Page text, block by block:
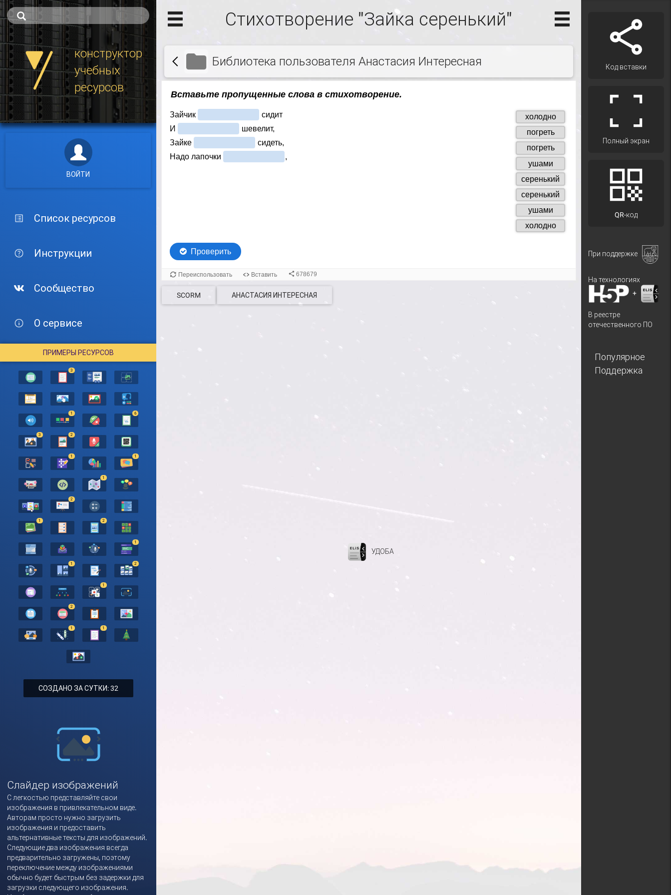
конструктор
учебных
ресурсов
ВОЙТИ
Список ресурсов
Инструкции
Сообщество
О сервисе
ПРИМЕРЫ РЕСУРСОВ
3
1 6
3 2
1 1
1
2
1 2
1
1 2
1
2
1 1
СОЗДАНО ЗА СУТКИ: 32
Слайдер изображений
С легкостью представляйте свои
изображения в привлекательном виде.
Авторам просто нужно загрузить
изображения и предоставить
альтернативные тексты для изображений.
Следующие два изображения всегда
предварительно загружены, поэтому
переключение между изображениями
обычно будет быстрым без задержки для
загрузки следующего изображения.
Стихотворение "Зайка серенький"
Библиотека пользователя Анастасия Интересная
SCORM АНАСТАСИЯ ИНТЕРЕСНАЯ
УДОБА
Код вставки
Полный экран
QR-код
При поддержке
На технологиях
+
В реестре
отечественного ПО
Популярное
Поддержка